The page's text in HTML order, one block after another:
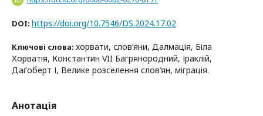
DOI: https://doi.org/10.7546/DS.2024.17.02
Ключові слова: хорвати, слов’яни, Далмація, Біла
Хорватія, Константин VII Багрянородний, Іраклій,
Даґоберт І, Велике розселення слов’ян, міграція.
Анотація